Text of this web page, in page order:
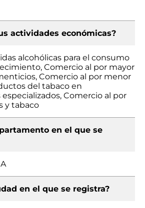
actividades económicas?
alcohólicas para el consumo
Comercio al por mayor
Comercio al por menor
del tabaco en
Comercio al por
y tabaco
en el que se
en el que se registra?